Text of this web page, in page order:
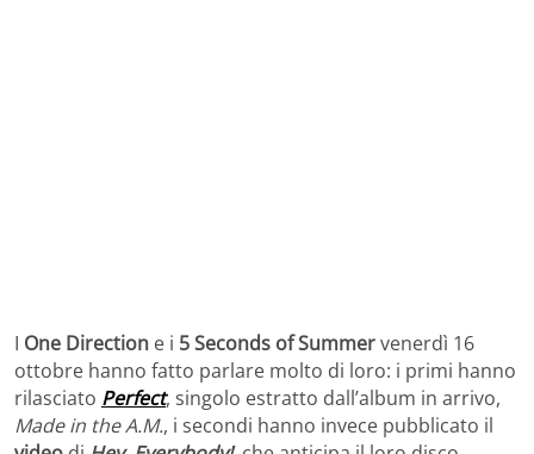
I One Direction e i 5 Seconds of Summervenerdì 16
ottobre hanno fatto parlare molto di loro: i primi hanno
rilasciato Perfect, singolo estratto dall’album in arrivo,
Made in the A.M., i secondi hanno invece pubblicato il